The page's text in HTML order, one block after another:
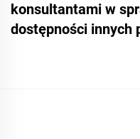
konsultantami w
dostępności innych